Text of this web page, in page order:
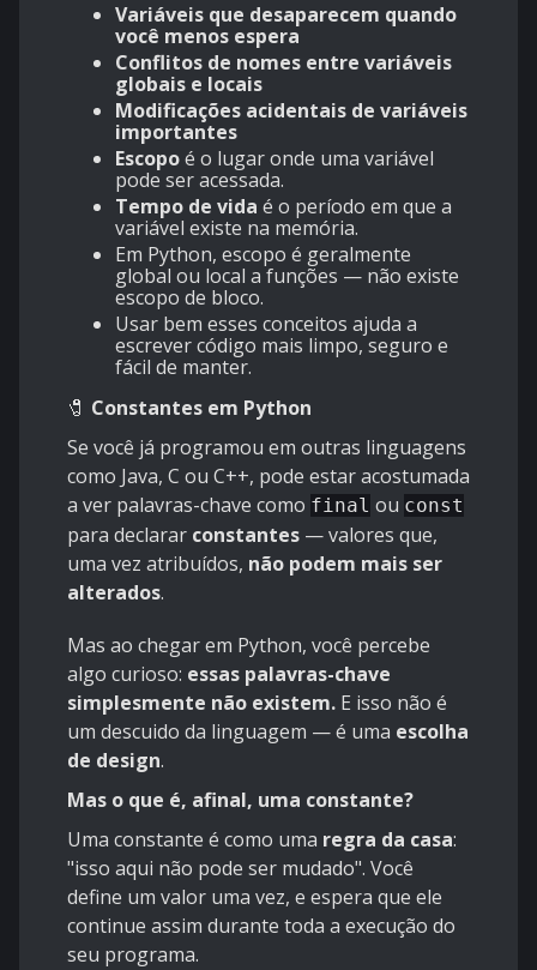
Variáveis que desaparecem quando
você menos espera
Conflitos de nomes entre variáveis
globais e locais
Modificações acidentais de variáveis
importantes
Escopoé o lugar onde uma variável
pode ser acessada.
Tempo de vida é o período em que a
variável existe na memória.
Em Python, escopo é geralmente
global ou local a funções — não existe
escopo de bloco.
Usar bem esses conceitos ajuda a
escrever código mais limpo, seguro e
fácil de manter.
🧷 Constantes em Python
Se você já programou em outras linguagens
como Java, C ou C++, pode estar acostumada
a ver palavras-chave como final ou const
para declarar constantes — valores que,
uma vez atribuídos, não podem mais ser
alterados.
Mas ao chegar em Python, você percebe
algo curioso: essas palavras-chave
simplesmente não existem. E isso não é
um descuido da linguagem — é uma escolha
de design.
Mas o que é, afinal, uma constante?
Uma constante é como uma regra da casa:
"isso aqui não pode ser mudado". Você
define um valor uma vez, e espera que ele
continue assim durante toda a execução do
seu programa.